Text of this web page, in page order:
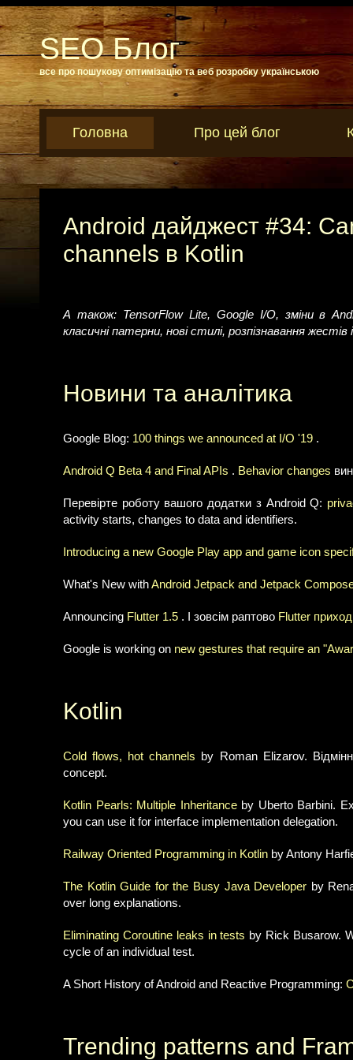
SEO Блог
все про пошукову оптимізацію та веб розробку українською
Головна Про цей блог
Android дайджест #34:
channels в Kotlin
А також: TensorFlow Lite, Google I/O, зміни в
класичні патерни, нові стилі, розпізнавання
Новини та аналітика
Google Blog: 100 things we announced at I/O '19 .
Android Q Beta 4 and Final APIs . Behavior changes
Перевірте роботу вашого додатки з Android Q:
activity starts, changes to data and identifiers.
Introducing a new Google Play app and game icon
What's New withAndroid Jetpack and Jetpack
Announcing Flutter 1.5 . І зовсім раптово Flutter
Google is working on new gestures that require an
Kotlin
Cold flows, hot channels by Roman Elizarov.
concept.
Kotlin Pearls: Multiple Inheritanceby Uberto Barbini.
you can use it for interface implementation delegation.
Railway Oriented Programming in Kotlin by Antony
The Kotlin Guide for the Busy Java Developer by
over long explanations.
Eliminating Coroutine leaks in tests by Rick Busarow.
cycle of an individual test.
A Short History of Android and Reactive Programming:
Trending patterns and